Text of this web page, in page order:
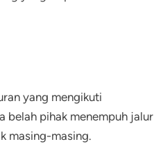
yang mengikuti
belah pihak menempuh jalur
masing-masing.